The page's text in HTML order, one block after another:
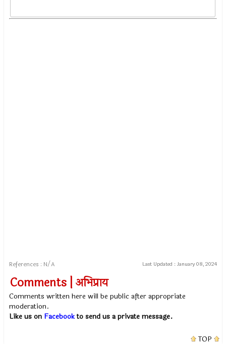
References : N/A Last Updated : January 08, 2024
Comments | अभिप्राय
Comments written here will be public after appropriate
moderation.
Like us on Facebookto send us a private message.
TOP